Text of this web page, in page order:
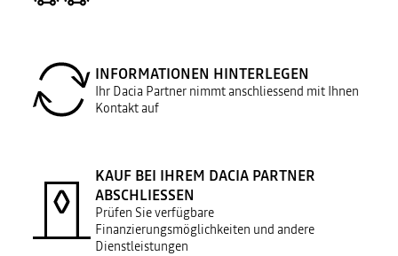
INFORMATIONEN HINTERLEGEN
Ihr Dacia Partner nimmt anschliessend mit Ihnen
Kontakt auf
KAUF BEI IHREM DACIA PARTNER
ABSCHLIESSEN
Prüfen Sie verfügbare
Finanzierungsmöglichkeiten und andere
Dienstleistungen